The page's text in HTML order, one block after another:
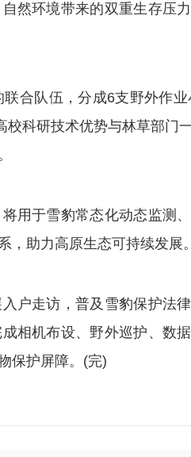
然环境带来的双重生存压
队伍，分成6支野外作业
科研技术优势与林草部门
于雪豹常态化动态监测
助力高原生态可持续发展。
走访，普及雪豹保护法律
相机布设、野外巡护、数
保护屏障。(完)